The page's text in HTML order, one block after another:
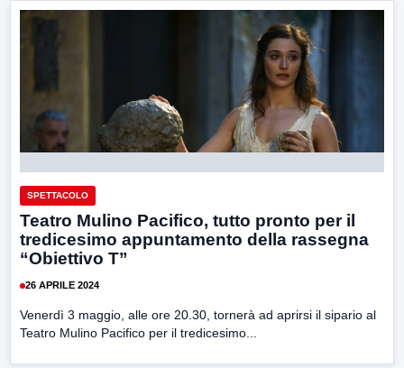
SPETTACOLO
Teatro Mulino Pacifico, tutto pronto per il
tredicesimo appuntamento della rassegna
“Obiettivo T”
26 APRILE 2024
Venerdì 3 maggio, alle ore 20.30, tornerà ad aprirsi il sipario al
Teatro Mulino Pacifico per il tredicesimo...